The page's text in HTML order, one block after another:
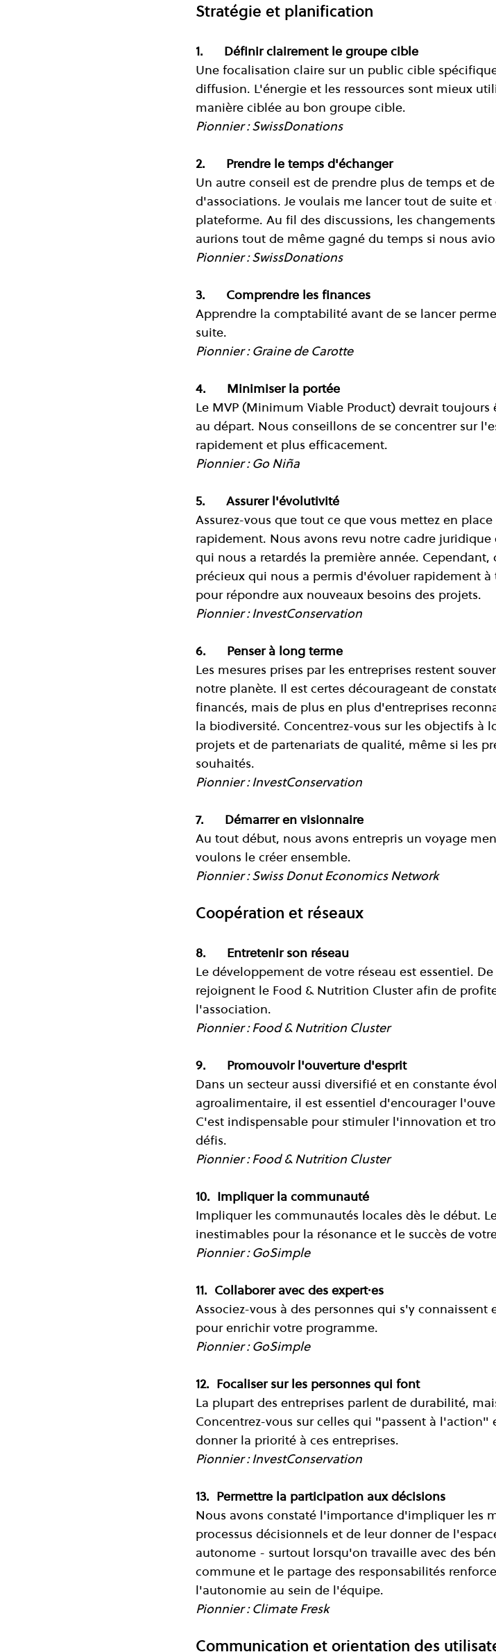
Stratégie et planification
1.      Définir clairement le groupe cible
Une focalisation claire sur un public cible
diffusion. L'énergie et les ressources sont mieux
manière ciblée au bon groupe cible.
Pionnier : SwissDonations
2.      Prendre le temps d'échanger
Un autre conseil est de prendre plus de temps et
d'associations. Je voulais me lancer tout de suite
plateforme. Au fil des discussions, les
aurions tout de même gagné du temps si nous
Pionnier : SwissDonations
3.      Comprendre les finances
Apprendre la comptabilité avant de se lancer
suite.
Pionnier : Graine de Carotte
4.      Minimiser la portée
Le MVP (Minimum Viable Product) devrait
au départ. Nous conseillons de se concentrer sur
rapidement et plus efficacement.
Pionnier : Go Niña
5.      Assurer l'évolutivité
Assurez-vous que tout ce que vous mettez en
rapidement. Nous avons revu notre cadre
qui nous a retardés la première année.
précieux qui nous a permis d'évoluer rapidement
pour répondre aux nouveaux besoins des projets.
Pionnier : InvestConservation
6.      Penser à long terme
Les mesures prises par les entreprises restent
notre planète. Il est certes décourageant de
financés, mais de plus en plus d'entreprises
la biodiversité. Concentrez-vous sur les objectifs à
projets et de partenariats de qualité, même si les
souhaités.
Pionnier : InvestConservation
7.      Démarrer en visionnaire
Au tout début, nous avons entrepris un voyage
voulons le créer ensemble.
Pionnier : Swiss Donut Economics Network
Coopération et réseaux
8.      Entretenir son réseau
Le développement de votre réseau est essentiel.
rejoignent le Food & Nutrition Cluster afin de
l'association.
Pionnier : Food & Nutrition Cluster
9.      Promouvoir l'ouverture d'esprit
Dans un secteur aussi diversifié et en constante
agroalimentaire, il est essentiel d'encourager
C'est indispensable pour stimuler l'innovation et
défis.
Pionnier : Food & Nutrition Cluster
10.  Impliquer la communauté
Impliquer les communautés locales dès le début.
inestimables pour la résonance et le succès de
Pionnier : GoSimple
11.  Collaborer avec des expert·es
Associez-vous à des personnes qui s'y
pour enrichir votre programme.
Pionnier : GoSimple
12.  Focaliser sur les personnes qui font
La plupart des entreprises parlent de durabilité,
Concentrez-vous sur celles qui "passent à
donner la priorité à ces entreprises.
Pionnier : InvestConservation
13.  Permettre la participation aux décisions
Nous avons constaté l'importance d'impliquer les
processus décisionnels et de leur donner de
autonome - surtout lorsqu'on travaille avec des
commune et le partage des responsabilités
l'autonomie au sein de l'équipe.
Pionnier : Climate Fresk
Communication et orientation des